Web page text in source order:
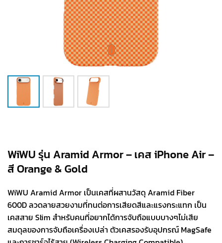
WiWU รุ่น Aramid Armor – เคส iPhone Air –
สี Orange & Gold
WiWU Aramid Armor เป็นเคสที่ผสานวัสดุ Aramid Fiber
600D ลวดลายสวยงามที่ทนต่อการเสียดสีและแรงกระแทก เป็น
เคสสาย Slim สำหรับคนที่อยากได้การจับถือแบบบางๆไม่เสีย
สมดุลของการจับถือเครื่องเปล่า ตัวเคสรองรับอุปกรณ์ MagSafe